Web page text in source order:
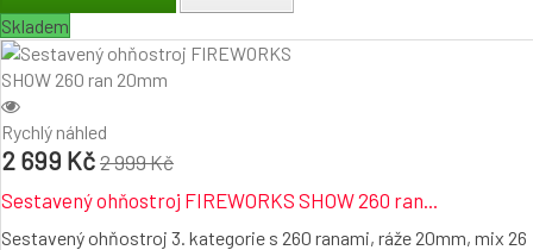
Skladem
Rychlý náhled
2 699 Kč 2 999 Kč
Sestavený ohňostroj FIREWORKS SHOW 260 ran...
Sestavený ohňostroj 3. kategorie s 260 ranami, ráže 20mm, mix 26